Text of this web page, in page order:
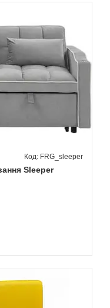
Sleeper
FRG_sleeper